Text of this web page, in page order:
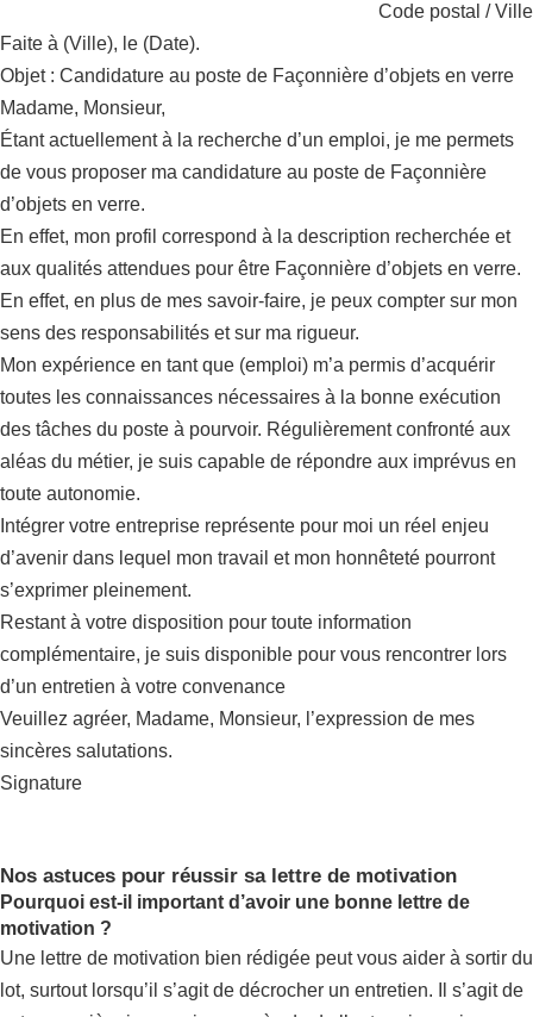
Code postal / Ville
Faite à (Ville), le (Date).
Objet : Candidature au poste de Façonnière d’objets en verre
Madame, Monsieur,
Étant actuellement à la recherche d’un emploi, je me permets
de vous proposer ma candidature au poste de Façonnière
d’objets en verre.
En effet, mon profil correspond à la description recherchée et
aux qualités attendues pour être Façonnière d’objets en verre.
En effet, en plus de mes savoir-faire, je peux compter sur mon
sens des responsabilités et sur ma rigueur.
Mon expérience en tant que (emploi) m’a permis d’acquérir
toutes les connaissances nécessaires à la bonne exécution
des tâches du poste à pourvoir. Régulièrement confronté aux
aléas du métier, je suis capable de répondre aux imprévus en
toute autonomie.
Intégrer votre entreprise représente pour moi un réel enjeu
d’avenir dans lequel mon travail et mon honnêteté pourront
s’exprimer pleinement.
Restant à votre disposition pour toute information
complémentaire, je suis disponible pour vous rencontrer lors
d’un entretien à votre convenance
Veuillez agréer, Madame, Monsieur, l’expression de mes
sincères salutations.
Signature
Nos astuces pour réussir sa lettre de motivation
Pourquoi est-il important d’avoir une bonne lettre de
motivation ?
Une lettre de motivation bien rédigée peut vous aider à sortir du
lot, surtout lorsqu’il s’agit de décrocher un entretien. Il s’agit de